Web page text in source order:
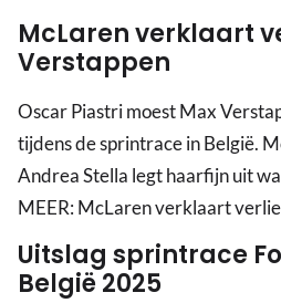
McLaren verklaart
Verstappen
Oscar Piastri moest Max
tijdens de sprintrace in België.
Andrea Stella legt haarfijn uit
MEER: McLaren verklaart
Uitslag sprintrace
België 2025